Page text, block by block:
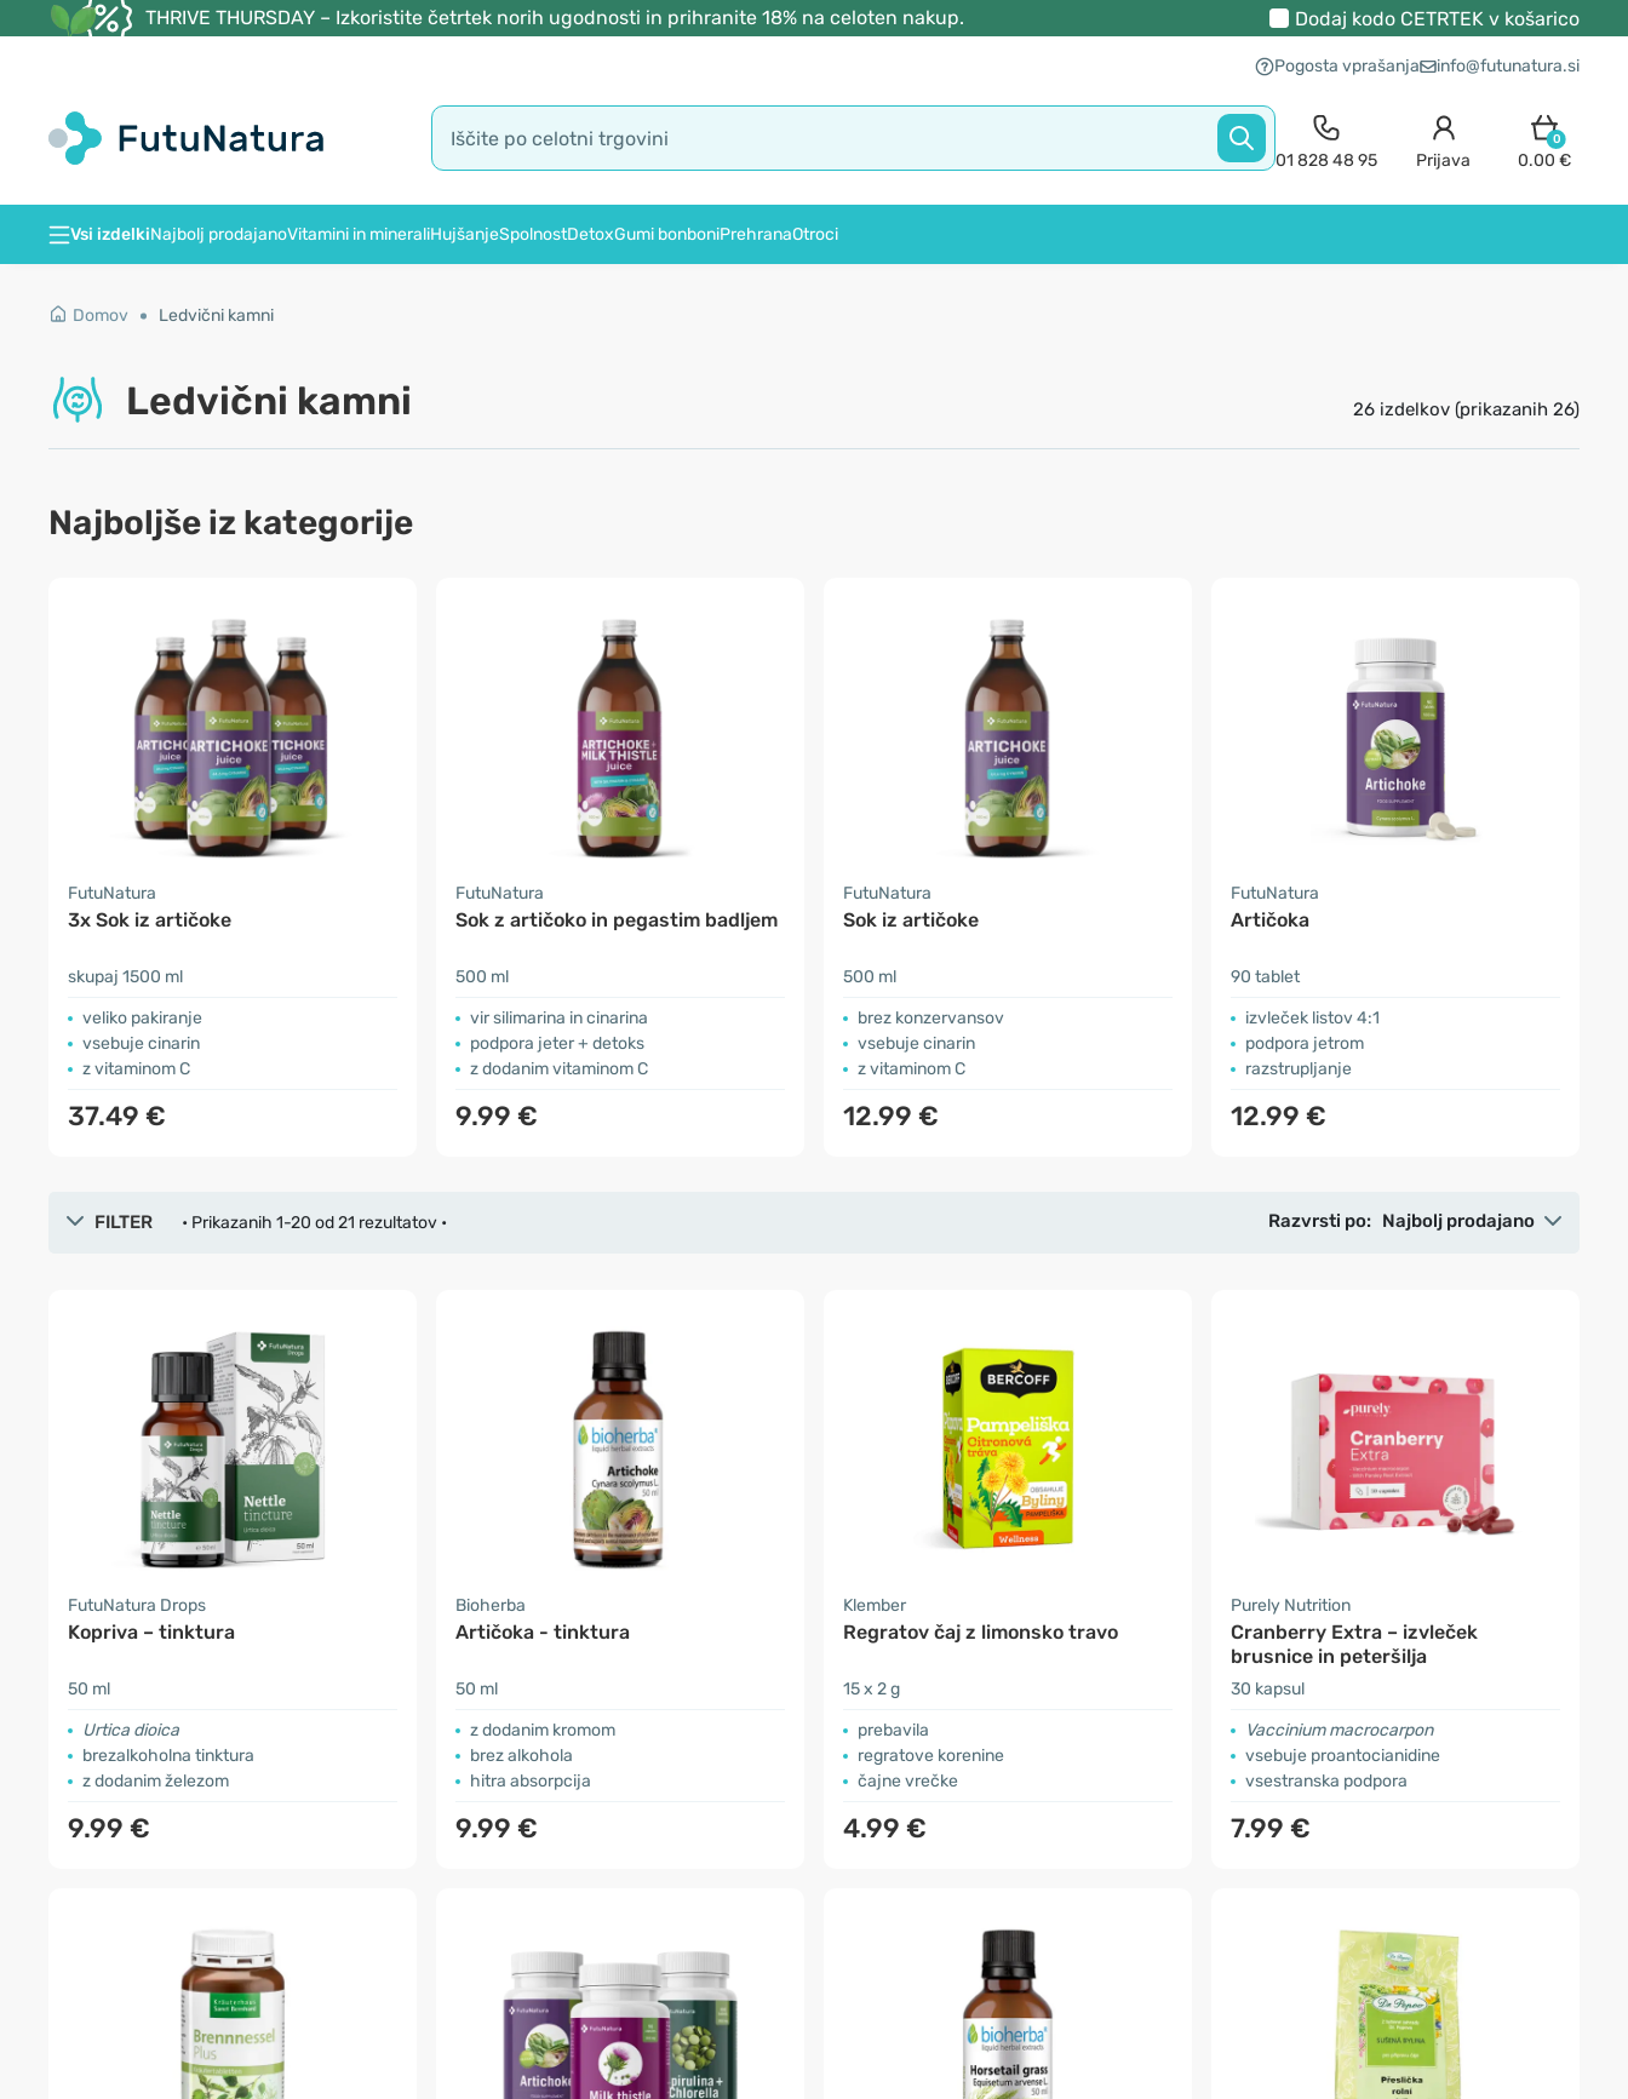
THRIVE THURSDAY – Izkoristite četrtek norih ugodnosti in prihranite 18% na celoten nakup. Dodaj kodo CETRTEKv košarico
Pogosta vprašanja info@futunatura.si
01 828 48 95 Prijava
0
0.00 €
Vsi izdelkiNajbolj prodajanoVitamini in mineraliHujšanjeSpolnostDetoxGumi bonboniPrehranaOtroci
Domov Ledvični kamni
Ledvični kamni 26 izdelkov (prikazanih 26)
Najboljše iz kategorije
FutuNatura
3x Sok iz artičoke
skupaj 1500 ml
veliko pakiranje
vsebuje cinarin
z vitaminom C
37.49 €
FutuNatura
Sok z artičoko in pegastim badljem
500 ml
vir silimarina in cinarina
podpora jeter + detoks
z dodanim vitaminom C
9.99 €
FutuNatura
Sok iz artičoke
500 ml
brez konzervansov
vsebuje cinarin
z vitaminom C
12.99 €
FutuNatura
Artičoka
90 tablet
izvleček listov 4:1
podpora jetrom
razstrupljanje
12.99 €
FILTER • Prikazanih 1-20 od 21 rezultatov • Razvrsti po: Najbolj prodajano
FutuNatura Drops
Kopriva – tinktura
50 ml
Urtica dioica
brezalkoholna tinktura
z dodanim železom
9.99 €
Bioherba
Artičoka - tinktura
50 ml
z dodanim kromom
brez alkohola
hitra absorpcija
9.99 €
Klember
Regratov čaj z limonsko travo
15 x 2 g
prebavila
regratove korenine
čajne vrečke
4.99 €
Purely Nutrition
Cranberry Extra – izvleček
brusnice in peteršilja
30 kapsul
Vaccinium macrocarpon
vsebuje proantocianidine
vsestranska podpora
7.99 €